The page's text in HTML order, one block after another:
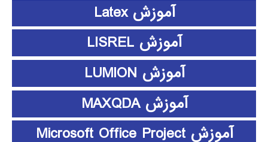
آموزش Latex
آموزش LISREL
آموزش LUMION
آموزش MAXQDA
آموزش Microsoft Office Project